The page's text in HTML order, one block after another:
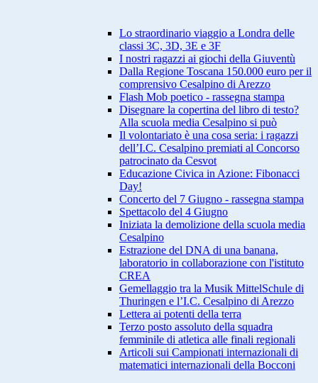
Lo straordinario viaggio a Londra delle
classi 3C, 3D, 3E e 3F
I nostri ragazzi ai giochi della Giuventù
Dalla Regione Toscana 150.000 euro per il
comprensivo Cesalpino di Arezzo
Flash Mob poetico - rassegna stampa
Disegnare la copertina del libro di testo?
Alla scuola media Cesalpino si può
Il volontariato è una cosa seria: i ragazzi
dell’I.C. Cesalpino premiati al Concorso
patrocinato da Cesvot
Educazione Civica in Azione: Fibonacci
Day!
Concerto del 7 Giugno - rassegna stampa
Spettacolo del 4 Giugno
Iniziata la demolizione della scuola media
Cesalpino
Estrazione del DNA di una banana,
laboratorio in collaborazione con l'istituto
CREA
Gemellaggio tra la Musik MittelSchule di
Thuringen e l’I.C. Cesalpino di Arezzo
Lettera ai potenti della terra
Terzo posto assoluto della squadra
femminile di atletica alle finali regionali
Articoli sui Campionati internazionali di
matematici internazionali della Bocconi